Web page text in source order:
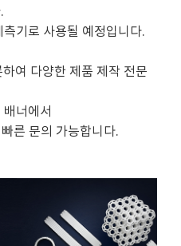
기로 사용될 예정입니다.
여 다양한 제품 제작 전문
너에서
른 문의 가능합니다.